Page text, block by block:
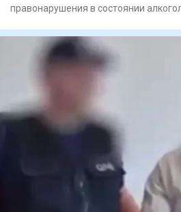
правонарушения в состоянии